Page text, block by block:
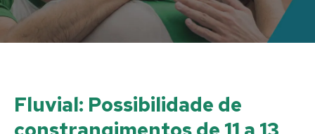
Fluvial: Possibilidade de